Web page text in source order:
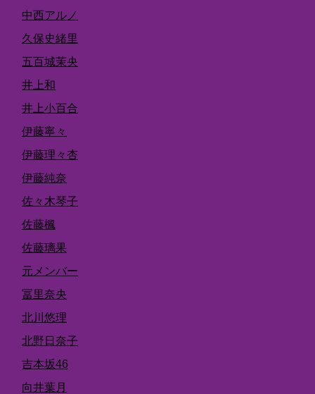
中西アルノ
久保史緒里
五百城茉央
井上和
井上小百合
伊藤寧々
伊藤理々杏
伊藤純奈
佐々木琴子
佐藤楓
佐藤璃果
元メンバー
冨里奈央
北川悠理
北野日奈子
吉本坂46
向井葉月